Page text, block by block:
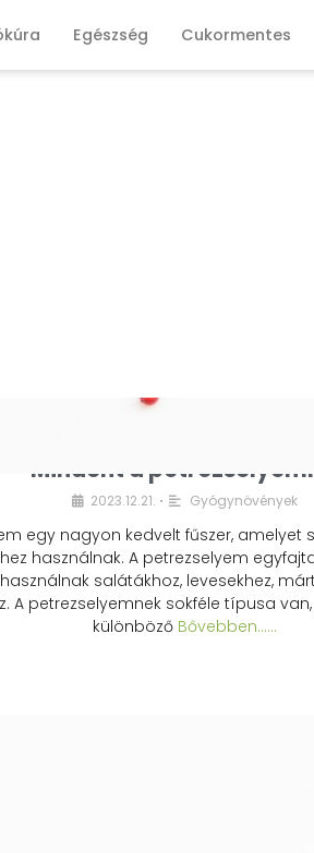
Egészség Cukormentes
Mindent a
2023.12.21. • Gyógynövények
egy nagyon kedvelt fűszer, amelyet
használnak. A petrezselyem
salátákhoz, levesekhez,
A petrezselyemnek sokféle típusa
különbözőBővebben...…